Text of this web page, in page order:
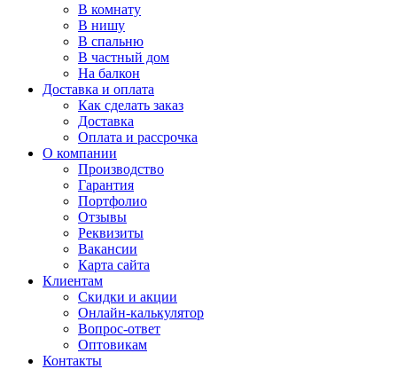
В комнату
В нишу
В спальню
В частный дом
На балкон
Доставка и оплата
Как сделать заказ
Доставка
Оплата и рассрочка
О компании
Производство
Гарантия
Портфолио
Отзывы
Реквизиты
Вакансии
Карта сайта
Клиентам
Скидки и акции
Онлайн-калькулятор
Вопрос-ответ
Оптовикам
Контакты